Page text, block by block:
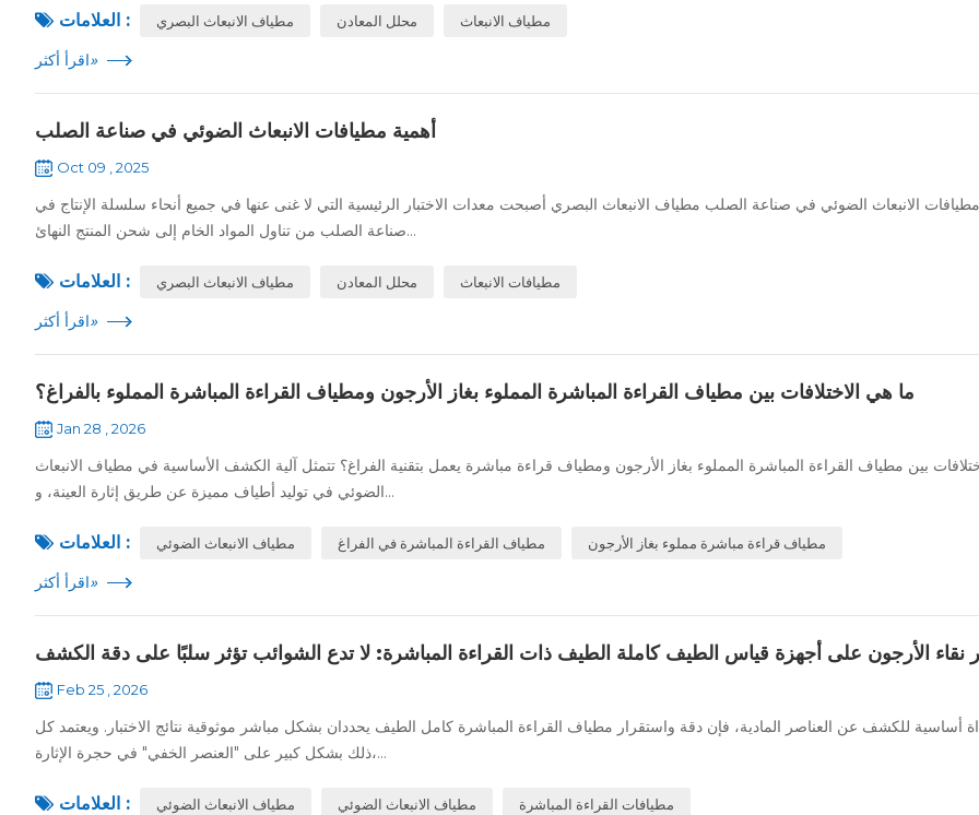
العلامات : مطياف الانبعاث البصري محلل المعادن مطياف الانبعاث
اقرأ أكثر»
أهمية مطيافات الانبعاث الضوئي في صناعة الصلب
Oct 09 , 2025
الانبعاث الضوئي في صناعة الصلب مطياف الانبعاث البصري أصبحت معدات الاختبار الرئيسية التي لا غنى عنها في جميع أنحاء سلسلة الإنتاج في
صناعة الصلب من تناول المواد الخام إلى شحن المنتج النهائ...
العلامات : مطياف الانبعاث البصري محلل المعادن مطيافات الانبعاث
اقرأ أكثر»
ما هي الاختلافات بين مطياف القراءة المباشرة المملوء بغاز الأرجون ومطياف القراءة المباشرة المملوء بالفراغ؟
Jan 28 , 2026
بين مطياف القراءة المباشرة المملوء بغاز الأرجون ومطياف قراءة مباشرة يعمل بتقنية الفراغ؟ تتمثل آلية الكشف الأساسية في مطياف الانبعاث
الضوئي في توليد أطياف مميزة عن طريق إثارة العينة، و...
العلامات : مطياف الانبعاث الضوئي مطياف القراءة المباشرة في الفراغ مطياف قراءة مباشرة مملوء بغاز الأرجون
اقرأ أكثر»
نقاء الأرجون على أجهزة قياس الطيف كاملة الطيف ذات القراءة المباشرة: لا تدع الشوائب تؤثر سلبًا على دقة الكشف
Feb 25 , 2026
أداة أساسية للكشف عن العناصر المادية، فإن دقة واستقرار مطياف القراءة المباشرة كامل الطيف يحددان بشكل مباشر موثوقية نتائج الاختبار. ويعتمد كل
ذلك بشكل كبير على "العنصر الخفي" في حجرة الإثارة،...
العلامات : مطياف الانبعاث الضوئي مطياف الانبعاث الضوئي مطيافات القراءة المباشرة